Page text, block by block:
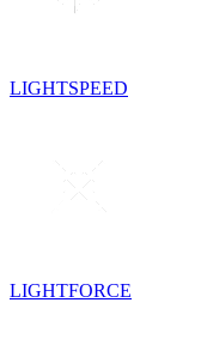
LIGHTSPEED
LIGHTFORCE